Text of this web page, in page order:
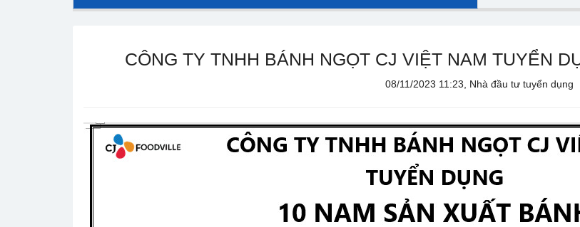
CÔNG TY TNHH BÁNH NGỌT CJ VIỆT NAM TUYỂN
08/11/2023 11:23, Nhà đầu tư tuyển dụng